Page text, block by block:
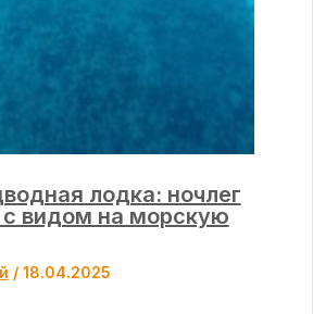
лодка: ночлег
видом на морскую
/ 18.04.2025